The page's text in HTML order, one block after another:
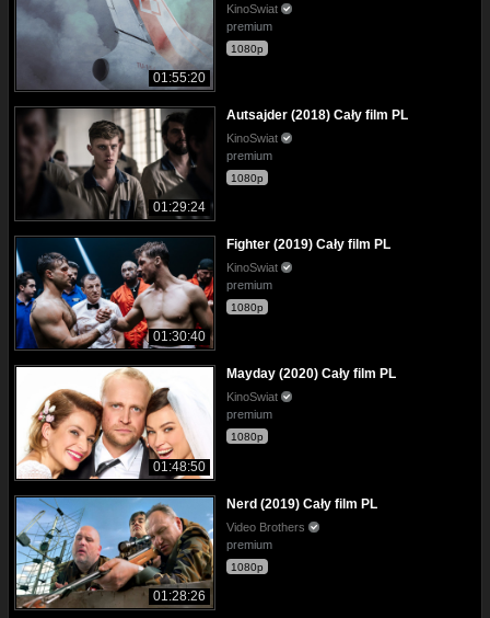
01:55:20
KinoSwiat
premium
1080p
01:29:24
Autsajder (2018) Cały film PL
KinoSwiat
premium
1080p
01:30:40
Fighter (2019) Cały film PL
KinoSwiat
premium
1080p
01:48:50
Mayday (2020) Cały film PL
KinoSwiat
premium
1080p
01:28:26
Nerd (2019) Cały film PL
Video Brothers
premium
1080p